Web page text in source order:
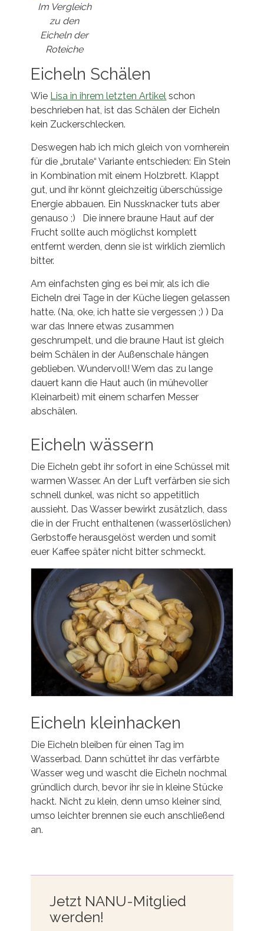
Im Vergleich
zu den
Eicheln der
Roteiche
Eicheln Schälen
Wie Lisa in ihrem letzten Artikel schon
beschrieben hat, ist das Schälen der Eicheln
kein Zuckerschlecken.
Deswegen hab ich mich gleich von vornherein
für die „brutale“ Variante entschieden: Ein Stein
in Kombination mit einem Holzbrett. Klappt
gut, und ihr könnt gleichzeitig überschüssige
Energie abbauen. Ein Nussknacker tuts aber
genauso ;) Die innere braune Haut auf der
Frucht sollte auch möglichst komplett
entfernt werden, denn sie ist wirklich ziemlich
bitter.
Am einfachsten ging es bei mir, als ich die
Eicheln drei Tage in der Küche liegen gelassen
hatte. (Na, oke, ich hatte sie vergessen ;) ) Da
war das Innere etwas zusammen
geschrumpelt, und die braune Haut ist gleich
beim Schälen in der Außenschale hängen
geblieben. Wundervoll! Wem das zu lange
dauert kann die Haut auch (in mühevoller
Kleinarbeit) mit einem scharfen Messer
abschälen.
Eicheln wässern
Die Eicheln gebt ihr sofort in eine Schüssel mit
warmen Wasser. An der Luft verfärben sie sich
schnell dunkel, was nicht so appetitlich
aussieht. Das Wasser bewirkt zusätzlich, dass
die in der Frucht enthaltenen (wasserlöslichen)
Gerbstoffe herausgelöst werden und somit
euer Kaffee später nicht bitter schmeckt.
Eicheln kleinhacken
Die Eicheln bleiben für einen Tag im
Wasserbad. Dann schüttet ihr das verfärbte
Wasser weg und wascht die Eicheln nochmal
gründlich durch, bevor ihr sie in kleine Stücke
hackt. Nicht zu klein, denn umso kleiner sind,
umso leichter brennen sie euch anschließend
an.
Jetzt NANU-Mitglied
werden!